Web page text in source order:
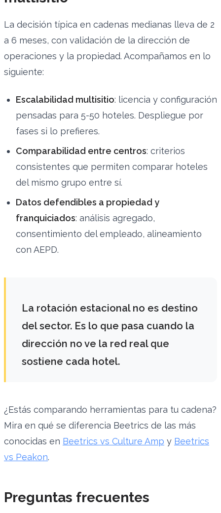
La decisión típica en cadenas medianas lleva de 2
a 6 meses, con validación de la dirección de
operaciones y la propiedad. Acompañamos en lo
siguiente:
Escalabilidad multisitio: licencia y configuración
pensadas para 5-50 hoteles. Despliegue por
fases si lo prefieres.
Comparabilidad entre centros: criterios
consistentes que permiten comparar hoteles
del mismo grupo entre sí.
Datos defendibles a propiedad y
franquiciados: análisis agregado,
consentimiento del empleado, alineamiento
con AEPD.
La rotación estacional no es destino
del sector. Es lo que pasa cuando la
dirección no ve la red real que
sostiene cada hotel.
¿Estás comparando herramientas para tu cadena?
Mira en qué se diferencia Beetrics de las más
conocidas en Beetrics vs Culture Amp y Beetrics
vs Peakon.
Preguntas frecuentes